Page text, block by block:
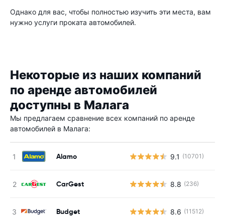
Однако для вас, чтобы полностью изучить эти места, вам
нужно услуги проката автомобилей.
Некоторые из наших компаний
по аренде автомобилей
доступны в Малага
Мы предлагаем сравнение всех компаний по аренде
автомобилей в Малага:
Alamo 9.1 (10701)
CarGest 8.8 (236)
Budget 8.6 (11512)